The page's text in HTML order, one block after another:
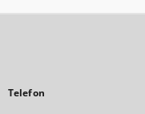
Telefon